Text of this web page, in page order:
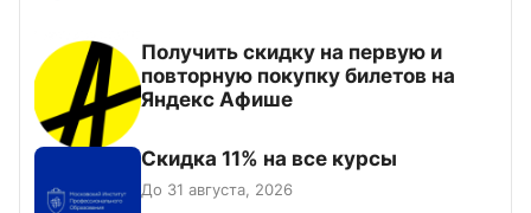
Получить скидку на первую и
повторную покупку билетов на
Яндекс Афише
Скидка 11% на все курсы
До 31 августа, 2026